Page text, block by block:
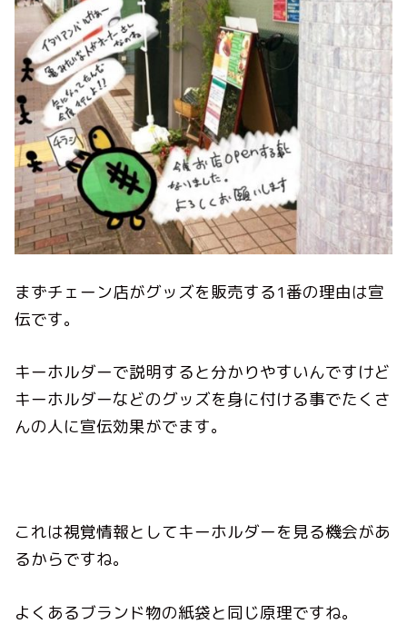
まずチェーン店がグッズを販売する1番の理由は宣
伝です。
キーホルダーで説明すると分かりやすいんですけど
キーホルダーなどのグッズを身に付ける事でたくさ
んの人に宣伝効果がでます。
これは視覚情報としてキーホルダーを見る機会があ
るからですね。
よくあるブランド物の紙袋と同じ原理ですね。